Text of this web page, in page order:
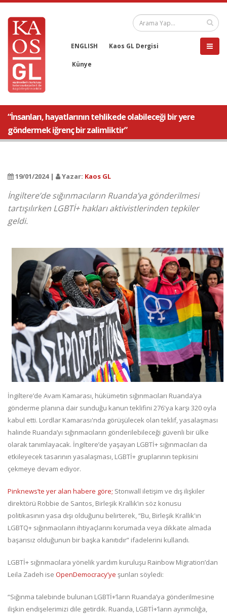
ENGLISH Kaos GL Dergisi
Künye
“İnsanları, hayatlarının tehlikede olabileceği bir yere
göndermek iğrenç bir zalimliktir”
19/01/2024 | Yazar: Kaos GL
İngiltere’de sığınmacıların Ruanda’ya gönderilmesi
tartışılırken LGBTİ+ hakları aktivistlerinden tepkiler
geldi.
İngiltere’de Avam Kamarası, hükümetin sığınmacıları Ruanda’ya
gönderme planına dair sunduğu kanun teklifini 276'ya karşı 320 oyla
kabul etti. Lordlar Kamarası'nda görüşülecek olan teklif, yasalaşması
halinde Ruanda’yı sığınmacıların gönderilebileceği güvenli bir ülke
olarak tanımlayacak. İngiltere’de yaşayan LGBTİ+ sığınmacıları da
etkileyecek tasarının yasalaşması, LGBTİ+ gruplarının tepkisini
çekmeye devam ediyor.
Pinknews’te yer alan habere göre; Stonwall iletişim ve dış ilişkiler
direktörü Robbie de Santos, Birleşik Krallık’ın söz konusu
politikasının yasa dışı olduğunu belirterek, “Bu, Birleşik Krallık'ın
LGBTQ+ sığınmacıların ihtiyaçlarını korumada veya dikkate almada
başarısız olduğunun bir başka kanıtıdır” ifadelerini kullandı.
LGBTİ+ sığınmacılara yönelik yardım kuruluşu Rainbow Migration’dan
Leila Zadeh ise OpenDemocracy’ye şunları söyledi:
“Sığınma talebinde bulunan LGBTİ+’ların Ruanda’ya gönderilmesine
ilişkin endişelerimizi dile getirdik. Ruanda, LGBTİ+’ların ayrımcılığa,